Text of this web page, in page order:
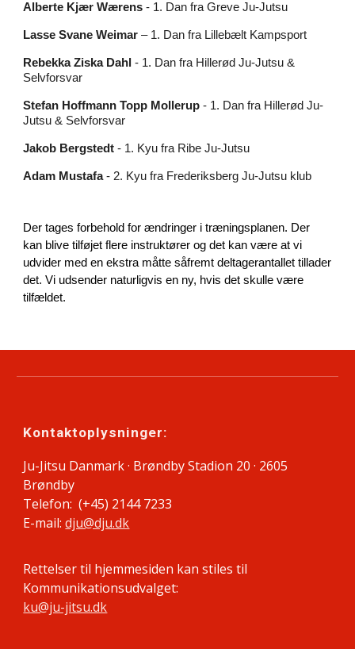
Alberte Kjær Wærens - 1. Dan fra Greve Ju-Jutsu
Lasse Svane Weimar – 1. Dan fra Lillebælt Kampsport
Rebekka Ziska Dahl - 1. Dan fra Hillerød Ju-Jutsu &
Selvforsvar
Stefan Hoffmann Topp Mollerup - 1. Dan fra Hillerød Ju-
Jutsu & Selvforsvar
Jakob Bergstedt - 1. Kyu fra Ribe Ju-Jutsu
Adam Mustafa- 2. Kyu fra Frederiksberg Ju-Jutsu klub
Der tages forbehold for ændringer i træningsplanen. Der
kan blive tilføjet flere instruktører og det kan være at vi
udvider med en ekstra måtte såfremt deltagerantallet tillader
det. Vi udsender naturligvis en ny, hvis det skulle være
tilfældet.
Kontaktoplysninger:
Ju-Jitsu Danmark · Brøndby Stadion 20 · 2605
Brøndby
Telefon: (+45) 2144 7233
E-mail:dju@dju.dk
Rettelser til hjemmesiden kan stiles til
Kommunikationsudvalget:
ku@ju-jitsu.dk